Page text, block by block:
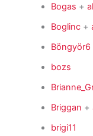
Bogas +
Boglinc +
Böngyör6
bozs
Briggan +
brigi11